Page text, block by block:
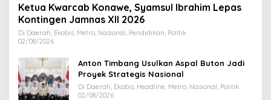
Ketua Kwarcab Konawe, Syamsul Ibrahim Lepas
Kontingen Jamnas XII 2026
Di Daerah, Ekobis, Metro, Nasional, Pendidikan, Politik
02/08/2026
Anton Timbang Usulkan Aspal Buton Jadi
Proyek Strategis Nasional
Di Daerah, Ekobis, Headline, Metro, Nasional, Politik
02/08/2026